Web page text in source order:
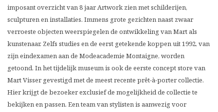
imposant overzicht van 8 jaar Artwork zien met schilderijen,
sculpturen en installaties. Immens grote gezichten naast zwaar
verroeste objecten weerspiegelen de ontwikkeling van Mart als
kunstenaar. Zelfs studies en de eerst getekende koppen uit 1992, van
zijn eindexamen aan de Modeacademie Montaigne, worden
getoond. In het tijdelijk museum is ook de eerste concept store van
Mart Visser gevestigd met de meest recente prêt-à-porter collectie.
Hier krijgt de bezoeker exclusief de mogelijkheid de collectie te
bekijken en passen. Een team van stylisten is aanwezig voor